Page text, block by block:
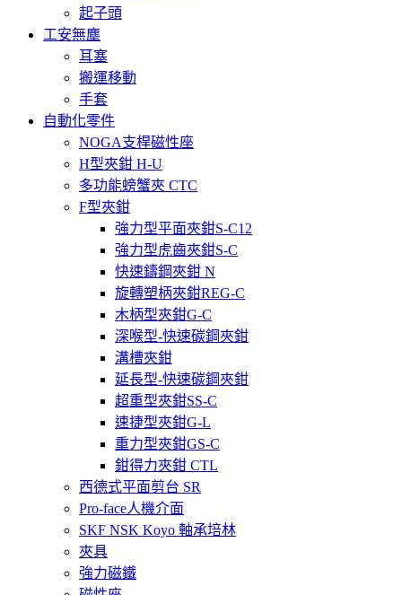
起子頭
工安無塵
耳塞
搬運移動
手套
自動化零件
NOGA支桿磁性座
H型夾鉗 H-U
多功能螃蟹夾 CTC
F型夾鉗
強力型平面夾鉗S-C12
強力型虎齒夾鉗S-C
快速鑄鋼夾鉗 N
旋轉塑柄夾鉗REG-C
木柄型夾鉗G-C
深喉型-快速碳鋼夾鉗
溝槽夾鉗
延長型-快速碳鋼夾鉗
超重型夾鉗SS-C
速捷型夾鉗G-L
重力型夾鉗GS-C
鉗得力夾鉗 CTL
西德式平面剪台 SR
Pro-face人機介面
SKF NSK Koyo 軸承培林
夾具
強力磁鐵